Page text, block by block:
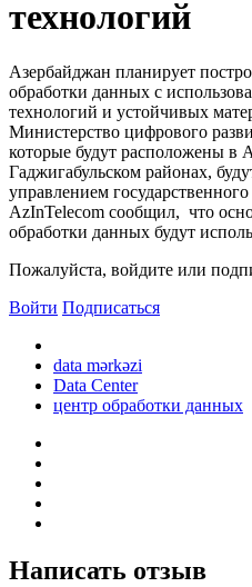
технологий
Азербайджан планирует
обработки данных с
технологий и устойчивых
Министерство цифрового
которые будут расположены в
Гаджигабульском районах,
управлением
AzInTelecom сообщил, что
обработки данных будут
Пожалуйста, войдите или
Войти Подписаться
data mərkəzi
Data Center
центр обработки данных
Написать отзыв